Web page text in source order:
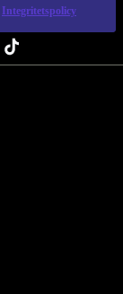
Integritetspolicy